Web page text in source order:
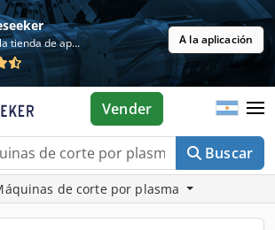
Gratis en la tienda de aplicaciones A la aplicación
Buscar
Vender
de corte por plasma